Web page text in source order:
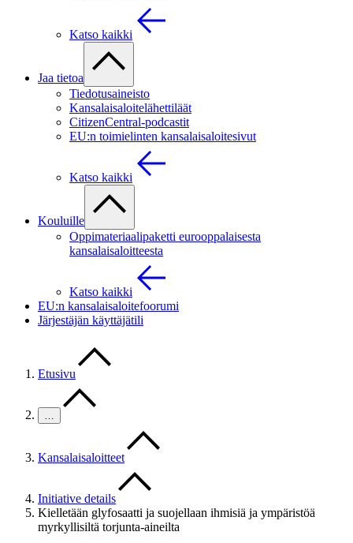
Katso kaikki
Jaa tietoa
Tiedotusaineisto
Kansalaisaloitelähettiläät
CitizenCentral-podcastit
EU:n toimielinten kansalaisaloitesivut
Katso kaikki
Kouluille
Oppimateriaalipaketti eurooppalaisesta
kansalaisaloitteesta
Katso kaikki
EU:n kansalaisaloitefoorumi
Järjestäjän käyttäjätili
Etusivu
…
Kansalaisaloitteet
Initiative details
Kielletään glyfosaatti ja suojellaan ihmisiä ja ympäristöä
myrkyllisiltä torjunta-aineilta